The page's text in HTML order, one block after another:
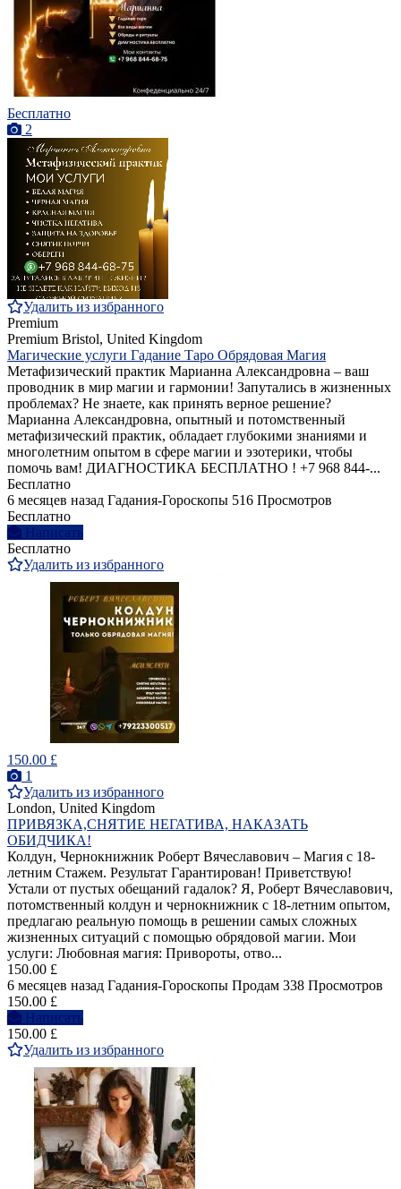
Бесплатно
2
Удалить из избранного
Premium
Premium Bristol, United Kingdom
Магические услуги Гадание Таро Обрядовая Магия
Метафизический практик Марианна Александровна – ваш
проводник в мир магии и гармонии! Запутались в жизненных
проблемах? Не знаете, как принять верное решение?
Марианна Александровна, опытный и потомственный
метафизический практик, обладает глубокими знаниями и
многолетним опытом в сфере магии и эзотерики, чтобы
помочь вам! ДИАГНОСТИКА БЕСПЛАТНО ! +7 968 844‑...
Бесплатно
6 месяцев назад Гадания-Гороскопы 516 Просмотров
Бесплатно
Написать
Бесплатно
Удалить из избранного
150.00 £
1
Удалить из избранного
London, United Kingdom
ПРИВЯЗКА,СНЯТИЕ НЕГАТИВА, НАКАЗАТЬ
ОБИДЧИКА!
Колдун, Чернокнижник Роберт Вячеславович – Магия с 18-
летним Стажем. Результат Гарантирован! Приветствую!
Устали от пустых обещаний гадалок? Я, Роберт Вячеславович,
потомственный колдун и чернокнижник с 18-летним опытом,
предлагаю реальную помощь в решении самых сложных
жизненных ситуаций с помощью обрядовой магии. Мои
услуги: Любовная магия: Привороты, отво...
150.00 £
6 месяцев назад Гадания-Гороскопы Продам 338 Просмотров
150.00 £
Написать
150.00 £
Удалить из избранного